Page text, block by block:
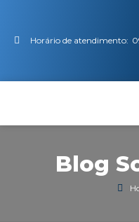
Horário de atendimento:
Blog